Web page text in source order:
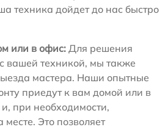
техника дойдет до нас быстро
или в офис: Для решения
вашей техникой, мы также
мастера. Наши опытные
приедут к вам домой или в
при необходимости,
Это позволяет